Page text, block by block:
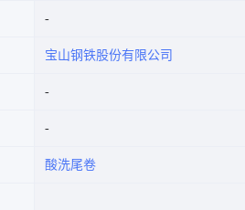
宝山钢铁股份有限公司
酸洗尾卷